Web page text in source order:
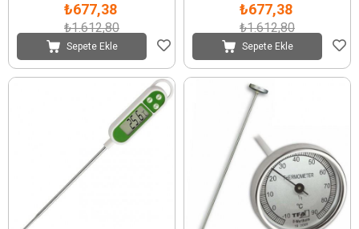
₺677,38
₺1.612,80
Sepete Ekle
₺677,38
₺1.612,80
Sepete Ekle